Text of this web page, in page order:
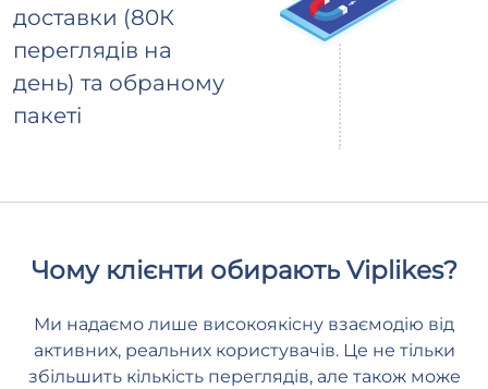
доставки (80К
переглядів на
день) та обраному
пакеті
Чому клієнти обирають Viplikes?
Ми надаємо лише високоякісну взаємодію від
активних, реальних користувачів. Це не тільки
збільшить кількість переглядів, але також може